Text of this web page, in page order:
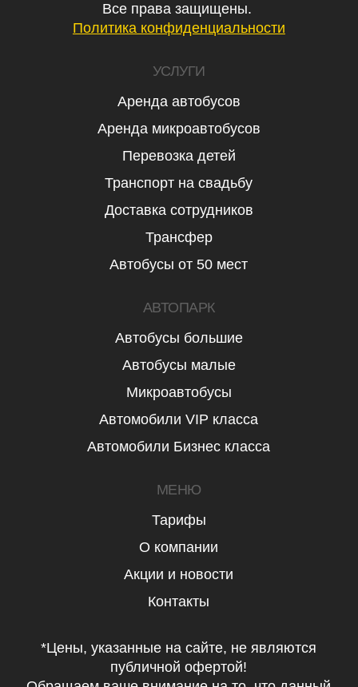
Все права защищены.
Политика конфиденциальности
УСЛУГИ
Аренда автобусов
Аренда микроавтобусов
Перевозка детей
Транспорт на свадьбу
Доставка сотрудников
Трансфер
Автобусы от 50 мест
АВТОПАРК
Автобусы большие
Автобусы малые
Микроавтобусы
Автомобили VIP класса
Автомобили Бизнес класса
МЕНЮ
Тарифы
О компании
Акции и новости
Контакты
*Цены, указанные на сайте, не являются
публичной офертой!